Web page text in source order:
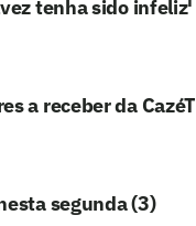
tenha sido infeliz'
a receber da
segunda (3)